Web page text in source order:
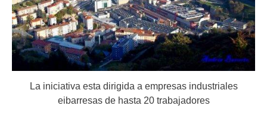
La iniciativa esta dirigida a empresas industriales
eibarresas de hasta 20 trabajadores